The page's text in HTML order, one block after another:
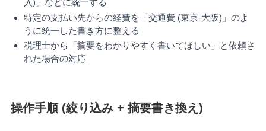
特定の支払い先からの経費を「交通費 (東京-大阪)」のよ
うに統一した書き方に整える
税理士から「摘要をわかりやすく書いてほしい」と依頼さ
れた場合の対応
操作手順 (絞り込み + 摘要書き換え)